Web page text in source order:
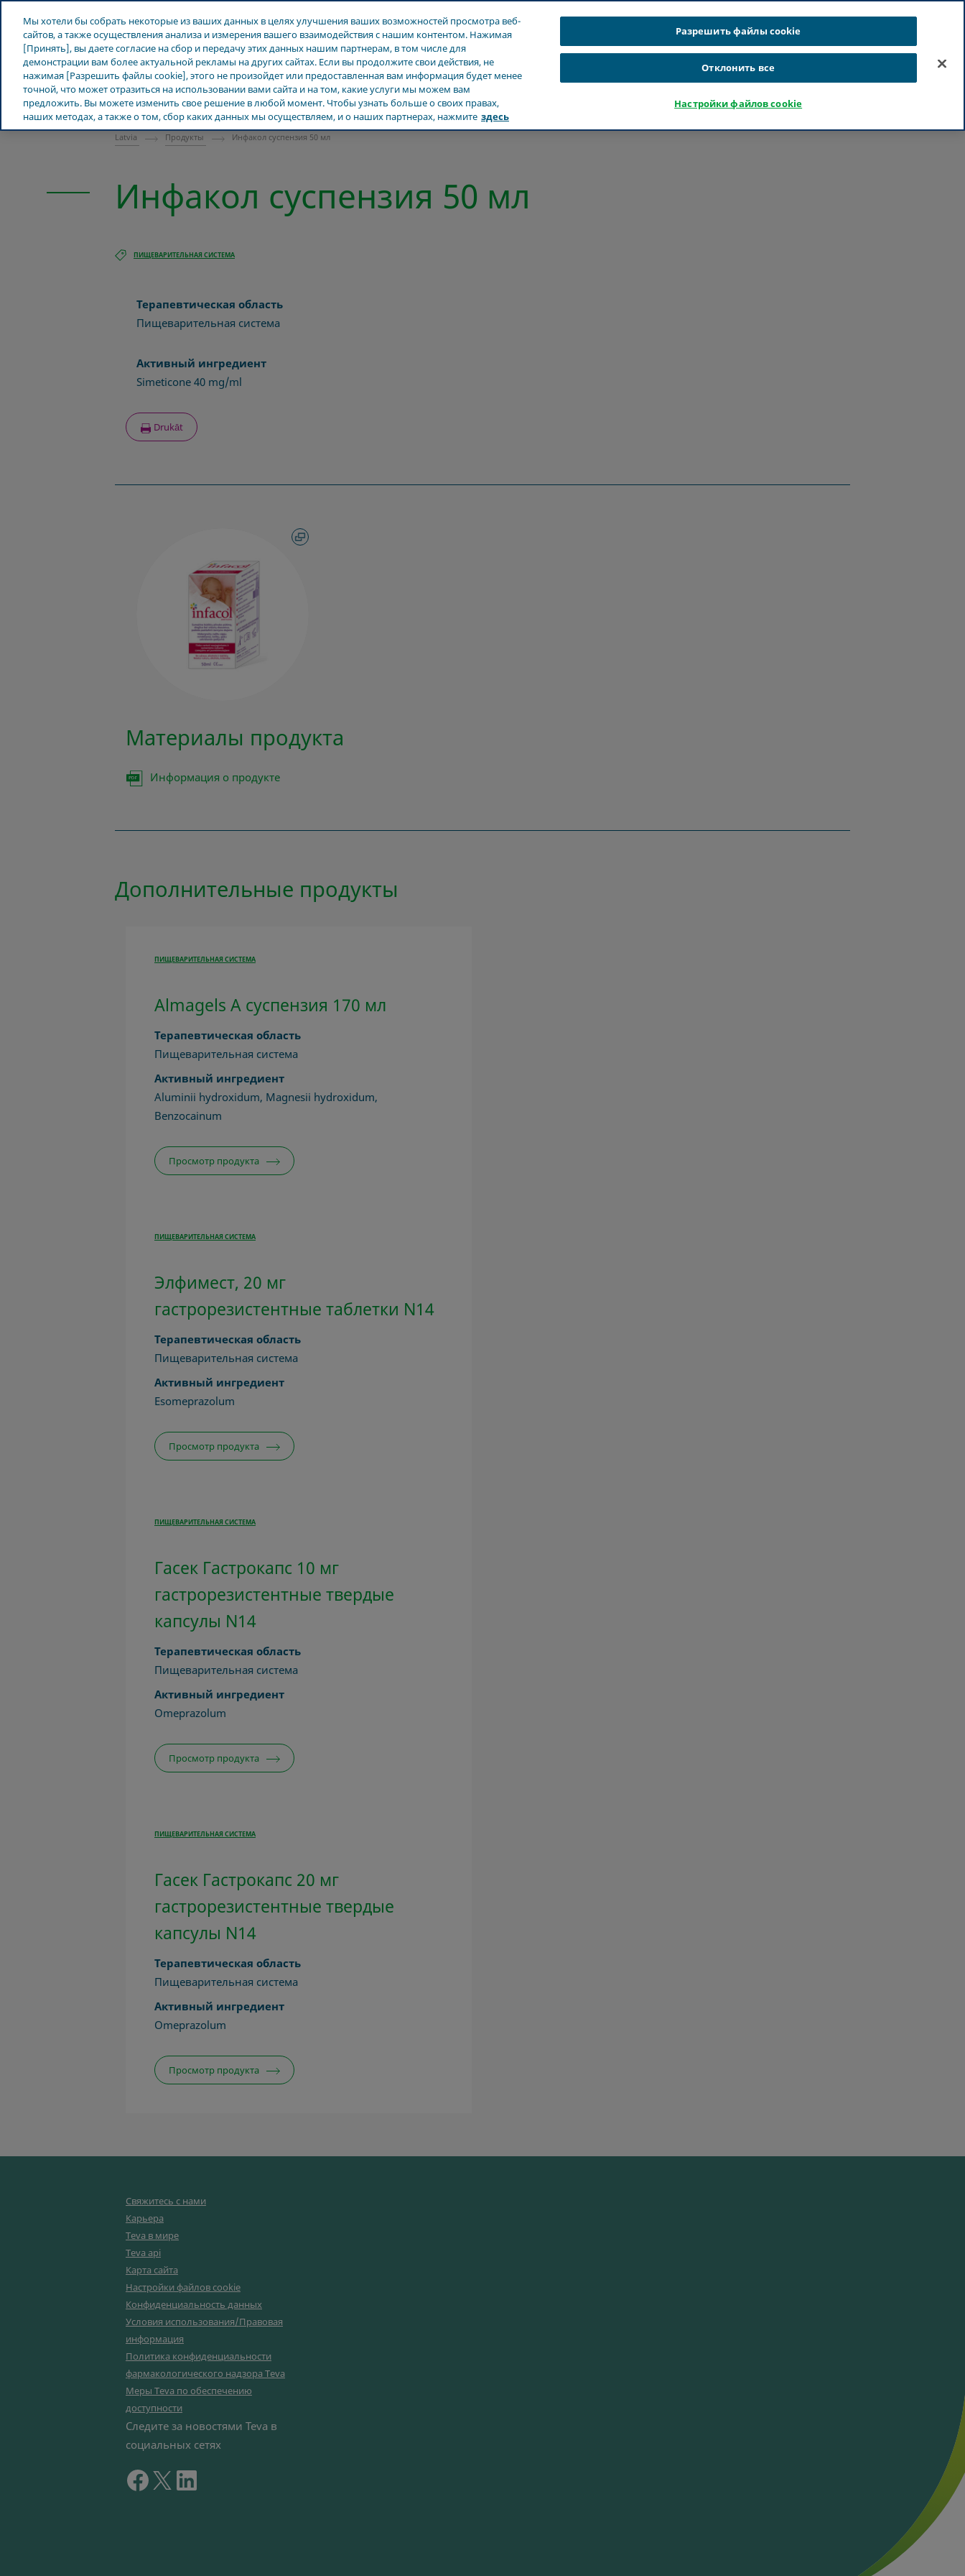
Teva в мире латышский
русскийПоиск
О Teva Новости и СМИ Продукты Забота о здоровье
ЛАТВИЯ
Latvia Продукты Инфакол суспензия 50 мл
Инфакол суспензия 50 мл
ПИЩЕВАРИТЕЛЬНАЯ СИСТЕМА
Терапевтическая область
Пищеварительная система
Активный ингредиент
Simeticone 40 mg/ml
Drukāt
Материалы продукта
Информация о продукте
Дополнительные продукты
ПИЩЕВАРИТЕЛЬНАЯ СИСТЕМА
Almagels A суспензия 170 мл
Терапевтическая область
Пищеварительная система
Активный ингредиент
Aluminii hydroxidum, Magnesii hydroxidum,
Benzocainum
Просмотр продукта
ПИЩЕВАРИТЕЛЬНАЯ СИСТЕМА
Элфимест, 20 мг
гастрорезистентные таблетки N14
Терапевтическая область
Пищеварительная система
Активный ингредиент
Esomeprazolum
Просмотр продукта
ПИЩЕВАРИТЕЛЬНАЯ СИСТЕМА
Гасек Гастрокапс 10 мг
гастрорезистентные твердые
капсулы N14
Терапевтическая область
Пищеварительная система
Активный ингредиент
Omeprazolum
Просмотр продукта
ПИЩЕВАРИТЕЛЬНАЯ СИСТЕМА
Гасек Гастрокапс 20 мг
гастрорезистентные твердые
капсулы N14
Терапевтическая область
Пищеварительная система
Активный ингредиент
Omeprazolum
Просмотр продукта
Свяжитесь с нами
Карьера
Teva в мире
Teva api
Карта сайта
Настройки файлов cookie
Конфиденциальность данных
Условия использования/Правовая
информация
Политика конфиденциальности
фармакологического надзора Teva
Меры Teva по обеспечению
доступности
Следите за новостями Teva в
социальных сетях
Мы хотели бы собрать некоторые из ваших данных в целях улучшения ваших возможностей просмотра веб-
сайтов, а также осуществления анализа и измерения вашего взаимодействия с нашим контентом. Нажимая
[Принять], вы даете согласие на сбор и передачу этих данных нашим партнерам, в том числе для
демонстрации вам более актуальной рекламы на других сайтах. Если вы продолжите свои действия, не
нажимая [Разрешить файлы cookie], этого не произойдет или предоставленная вам информация будет менее
точной, что может отразиться на использовании вами сайта и на том, какие услуги мы можем вам
предложить. Вы можете изменить свое решение в любой момент. Чтобы узнать больше о своих правах,
наших методах, а также о том, сбор каких данных мы осуществляем, и о наших партнерах, нажмите здесь
Разрешить файлы cookie
Отклонить все
Настройки файлов cookie